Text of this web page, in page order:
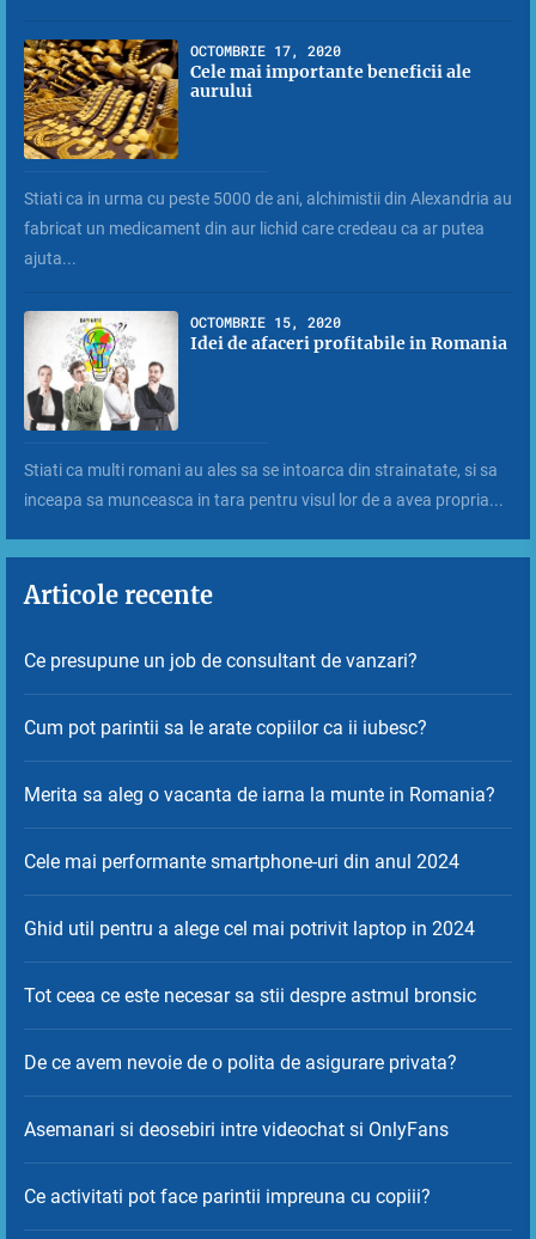
OCTOMBRIE 17, 2020
Cele mai importante beneficii ale
aurului
Stiati ca in urma cu peste 5000 de ani, alchimistii din Alexandria au
fabricat un medicament din aur lichid care credeau ca ar putea
ajuta...
OCTOMBRIE 15, 2020
Idei de afaceri profitabile in Romania
Stiati ca multi romani au ales sa se intoarca din strainatate, si sa
inceapa sa munceasca in tara pentru visul lor de a avea propria...
Articole recente
Ce presupune un job de consultant de vanzari?
Cum pot parintii sa le arate copiilor ca ii iubesc?
Merita sa aleg o vacanta de iarna la munte in Romania?
Cele mai performante smartphone-uri din anul 2024
Ghid util pentru a alege cel mai potrivit laptop in 2024
Tot ceea ce este necesar sa stii despre astmul bronsic
De ce avem nevoie de o polita de asigurare privata?
Asemanari si deosebiri intre videochat si OnlyFans
Ce activitati pot face parintii impreuna cu copiii?